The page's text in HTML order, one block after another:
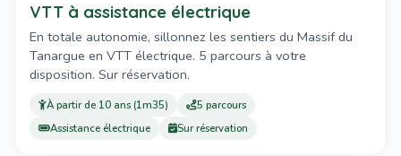
VTT à assistance électrique
En totale autonomie, sillonnez les sentiers du Massif du
Tanargue en VTT électrique. 5 parcours à votre
disposition. Sur réservation.
À partir de 10 ans (1m35)
5 parcours
Assistance électrique
Sur réservation